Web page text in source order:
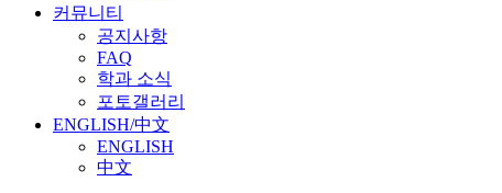
커뮤니티
공지사항
FAQ
학과 소식
포토갤러리
ENGLISH/中文
ENGLISH
中文